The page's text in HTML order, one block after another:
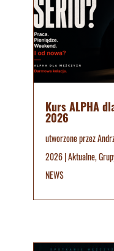
Kurs ALPHA
2026
utworzone przez
2026|Aktualne,
NEWS